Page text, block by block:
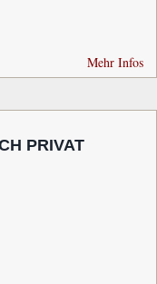
Mehr Infos
PRIVAT